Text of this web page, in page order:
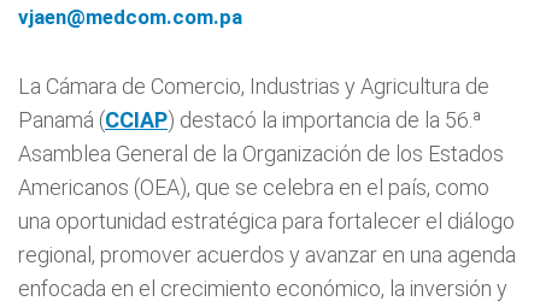
vjaen@medcom.com.pa
La Cámara de Comercio, Industrias y Agricultura de
Panamá (CCIAP) destacó la importancia de la 56.ª
Asamblea General de la Organización de los Estados
Americanos (OEA), que se celebra en el país, como
una oportunidad estratégica para fortalecer el diálogo
regional, promover acuerdos y avanzar en una agenda
enfocada en el crecimiento económico, la inversión y